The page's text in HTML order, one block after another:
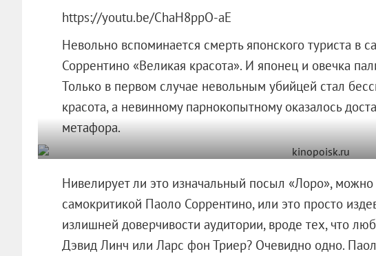
https://youtu.be/ChaH8ppO-aE
Невольно вспоминается смерть японского туриста в
Соррентино «Великая красота». И японец и овечка
Только в первом случае невольным убийцей стал
красота, а невинному парнокопытному оказалось
метафора.
Нивелирует ли это изначальный посыл «Лоро», можно
самокритикой Паоло Соррентино, или это просто
излишней доверчивости аудитории, вроде тех, что
Дэвид Линч или Ларс фон Триер? Очевидно одно.